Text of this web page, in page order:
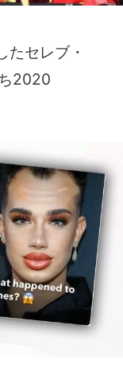
たセレブ・
2020